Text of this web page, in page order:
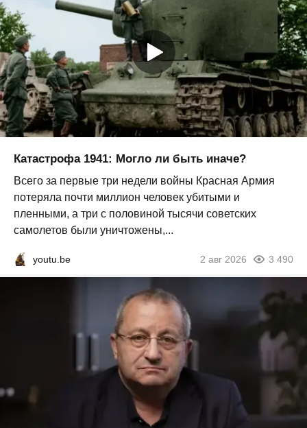
Катастрофа 1941: Могло ли быть иначе?
Всего за первые три недели войны Красная Армия
потеряла почти миллион человек убитыми и
пленными, а три с половиной тысячи советских
самолетов были уничтожены,...
youtu.be 2 авг 2026 3 490